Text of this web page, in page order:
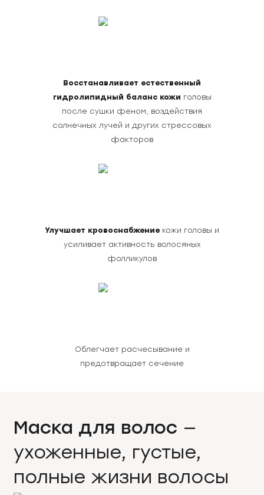
Восстанавливает естественный
гидролипидный баланс кожи головы
после сушки феном, воздействия
солнечных лучей и других стрессовых
факторов
Улучшает кровоснабжение кожи головы и
усиливает активность волосяных
фолликулов
Облегчает расчесывание и
предотвращает сечение
Маска для волос —
ухоженные, густые,
полные жизни волосы